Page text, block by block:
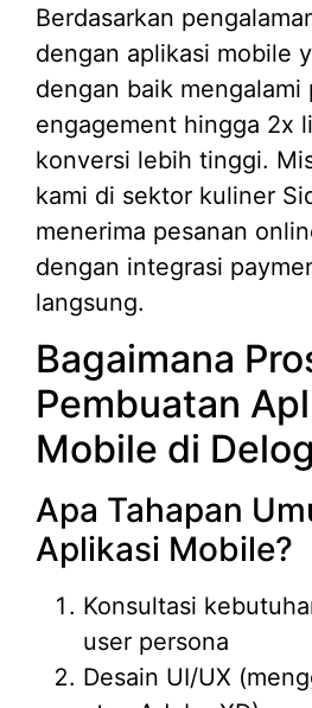
Berdasarkan
dengan aplikasi mobile
dengan baik mengalami
engagement hingga 2x
konversi lebih tinggi.
kami di sektor kuliner
menerima pesanan
dengan integrasi
langsung.
Bagaimana
Pembuatan
Mobile di
Apa Tahapan
Aplikasi Mobile?
Konsultasi
user persona
Desain UI/UX